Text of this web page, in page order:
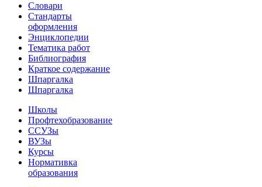
Словари
Стандарты
оформления
Энциклопедии
Тематика работ
Библиография
Краткое содержание
Шпаргалка
Шпаргалка
Школы
Профтехобразование
ССУЗы
ВУЗы
Курсы
Нормативка
образования